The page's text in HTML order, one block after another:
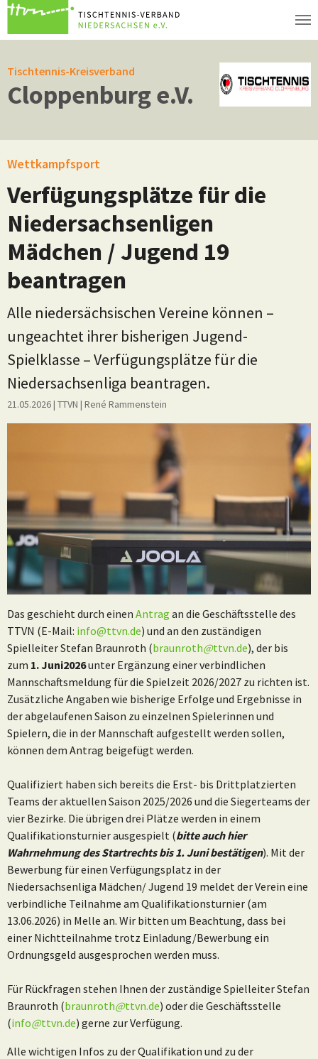
Tischtennis-Kreisverband
Cloppenburg e.V.
Wettkampfsport
Verfügungsplätze für die
Niedersachsenligen
Mädchen / Jugend 19
beantragen
Alle niedersächsischen Vereine können –
ungeachtet ihrer bisherigen Jugend-
Spielklasse – Verfügungsplätze für die
Niedersachsenliga beantragen.
21.05.2026| TTVN | René Rammenstein
Das geschieht durch einen Antrag an die Geschäftsstelle des
TTVN (E-Mail: info@ttvn.de) und an den zuständigen
Spielleiter Stefan Braunroth (braunroth@ttvn.de), der bis
zum 1. Juni2026unter Ergänzung einer verbindlichen
Mannschaftsmeldung für die Spielzeit 2026/2027 zu richten ist.
Zusätzliche Angaben wie bisherige Erfolge und Ergebnisse in
der abgelaufenen Saison zu einzelnen Spielerinnen und
Spielern, die in der Mannschaft aufgestellt werden sollen,
können dem Antrag beigefügt werden.
Qualifiziert haben sich bereits die Erst- bis Drittplatzierten
Teams der aktuellen Saison 2025/2026 und die Siegerteams der
vier Bezirke. Die übrigen drei Plätze werden in einem
Qualifikationsturnier ausgespielt (bitte auch hier
Wahrnehmung des Startrechts bis 1. Juni bestätigen). Mit der
Bewerbung für einen Verfügungsplatz in der
Niedersachsenliga Mädchen/ Jugend 19 meldet der Verein eine
verbindliche Teilnahme am Qualifikationsturnier (am
13.06.2026) in Melle an. Wir bitten um Beachtung, dass bei
einer Nichtteilnahme trotz Einladung/Bewerbung ein
Ordnungsgeld ausgesprochen werden muss.
Für Rückfragen stehen Ihnen der zuständige Spielleiter Stefan
Braunroth (braunroth@ttvn.de) oder die Geschäftsstelle
(info@ttvn.de) gerne zur Verfügung.
Alle wichtigen Infos zu der Qualifikation und zu der